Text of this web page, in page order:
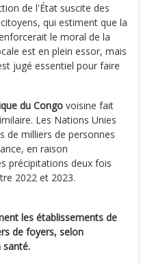
de l'État suscite des
qui estiment que la
le moral de la
est en plein essor, mais
jugé essentiel pour faire
du Congo voisine fait
Les Nations Unies
de milliers de personnes
en raison
précipitations deux fois
2022 et 2023.
les établissements de
de foyers, selon
santé.